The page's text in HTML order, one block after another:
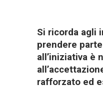
Si ricorda agli
prendere
all’iniziativa è
rafforzato ed